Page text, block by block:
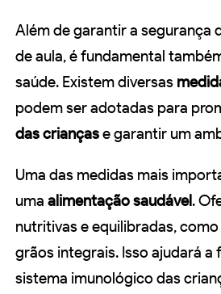
Além de garantir a segurança
de aula, é fundamental
saúde. Existem diversas
podem ser adotadas para
das criançase garantir um
Uma das medidas mais
uma alimentação saudável.
nutritivas e equilibradas,
grãos integrais. Isso ajudará a
sistema imunológico das